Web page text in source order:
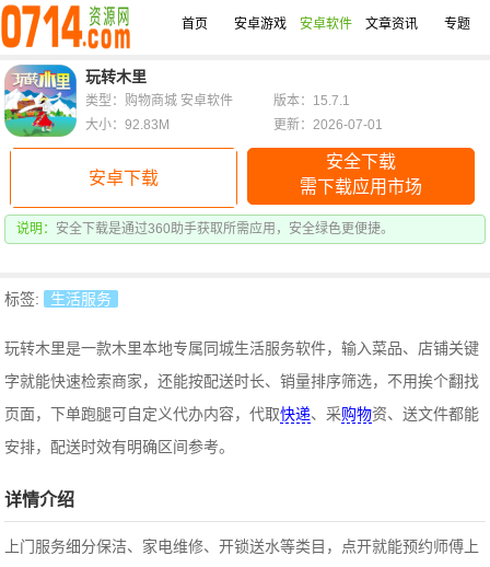
首页 安卓游戏 安卓软件 文章资讯 专题
玩转木里
安卓下载
安全下载
需下载应用市场
说明： 安全下载是通过360助手获取所需应用，安全绿色更便捷。
类型：购物商城 安卓软件
版本：15.7.1
大小：92.83M
更新：2026-07-01
标签: 生活服务
玩转木里是一款木里本地专属同城生活服务软件，输入菜品、店铺关键
字就能快速检索商家，还能按配送时长、销量排序筛选，不用挨个翻找
页面，下单跑腿可自定义代办内容，代取快递、采购物资、送文件都能
安排，配送时效有明确区间参考。
详情介绍
上门服务细分保洁、家电维修、开锁送水等类目，点开就能预约师傅上